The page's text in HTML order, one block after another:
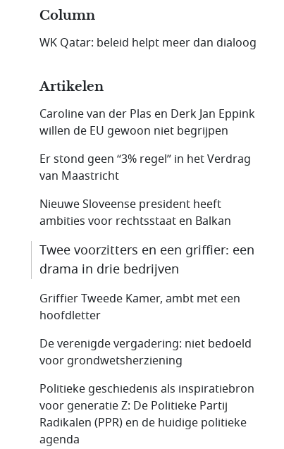
Column
WK Qatar: beleid helpt meer dan dialoog
Artikelen
Caroline van der Plas en Derk Jan Eppink
willen de EU gewoon niet begrijpen
Er stond geen “3% regel” in het Verdrag
van Maastricht
Nieuwe Sloveense president heeft
ambities voor rechtsstaat en Balkan
Twee voorzitters en een griffier: een
drama in drie bedrijven
Griffier Tweede Kamer, ambt met een
hoofdletter
De verenigde vergadering: niet bedoeld
voor grondwetsherziening
Politieke geschiedenis als inspiratiebron
voor generatie Z: De Politieke Partij
Radikalen (PPR) en de huidige politieke
agenda